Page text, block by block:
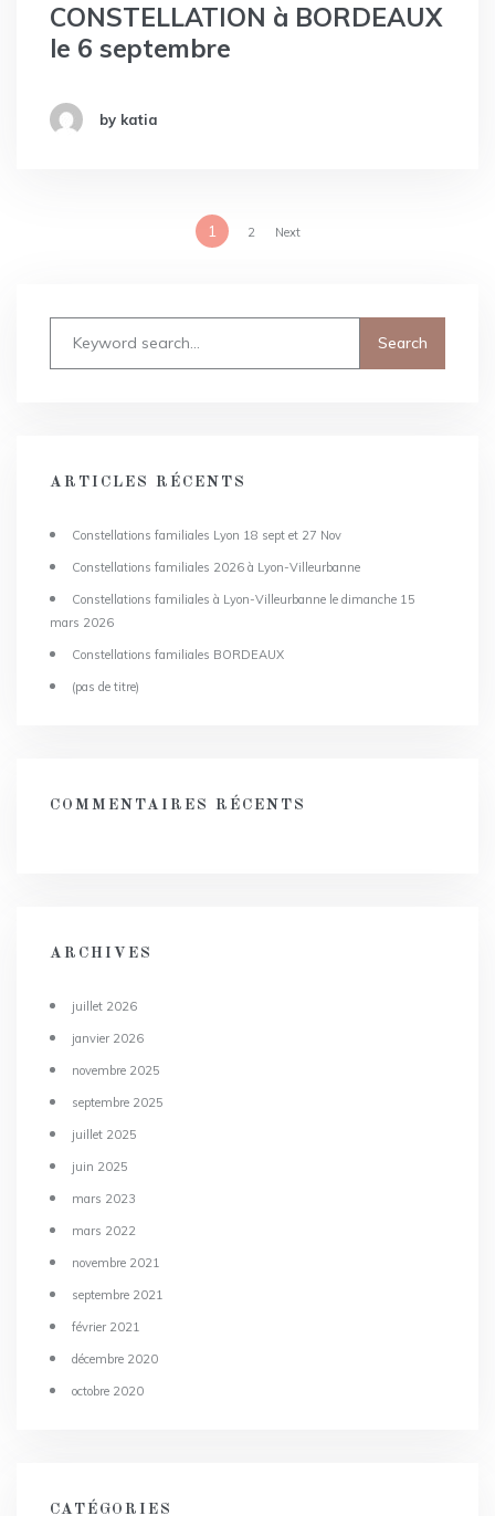
CONSTELLATION à BORDEAUX
le 6 septembre
by katia
1 2 Next
ARTICLES RÉCENTS
Constellations familiales Lyon 18 sept et 27 Nov
Constellations familiales 2026 à Lyon-Villeurbanne
Constellations familiales à Lyon-Villeurbanne le dimanche 15
mars 2026
Constellations familiales BORDEAUX
(pas de titre)
COMMENTAIRES RÉCENTS
ARCHIVES
juillet 2026
janvier 2026
novembre 2025
septembre 2025
juillet 2025
juin 2025
mars 2023
mars 2022
novembre 2021
septembre 2021
février 2021
décembre 2020
octobre 2020
CATÉGORIES